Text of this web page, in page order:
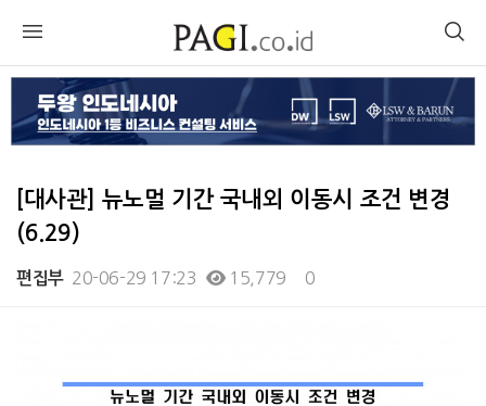
[대사관] 뉴노멀 기간 국내외 이동시 조건 변경
(6.29)
편집부 20-06-29 17:23 15,779 0